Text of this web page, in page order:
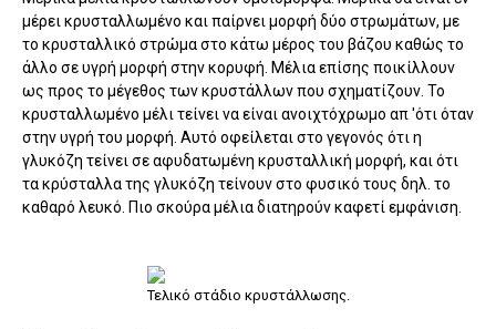
μέρει κρυσταλλωμένο και παίρνει μορφή δύο στρωμάτων, με
το κρυσταλλικό στρώμα στο κάτω μέρος του βάζου καθώς το
άλλο σε υγρή μορφή στην κορυφή. Μέλια επίσης ποικίλλουν
ως προς το μέγεθος των κρυστάλλων που σχηματίζουν. Το
κρυσταλλωμένο μέλι τείνει να είναι ανοιχτόχρωμο απ 'ότι όταν
στην υγρή του μορφή. Αυτό οφείλεται στο γεγονός ότι η
γλυκόζη τείνει σε αφυδατωμένη κρυσταλλική μορφή, και ότι
τα κρύσταλλα της γλυκόζη τείνουν στο φυσικό τους δηλ. το
καθαρό λευκό. Πιο σκούρα μέλια διατηρούν καφετί εμφάνιση.
Τελικό στάδιο κρυστάλλωσης.